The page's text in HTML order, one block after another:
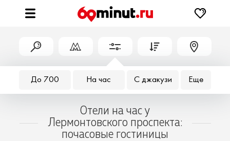
До 700 На час С джакузи Еще
Отели на час у
Лермонтовского проспекта:
почасовые гостиницы